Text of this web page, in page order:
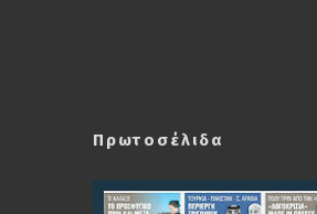
Πρωτοσέλιδα